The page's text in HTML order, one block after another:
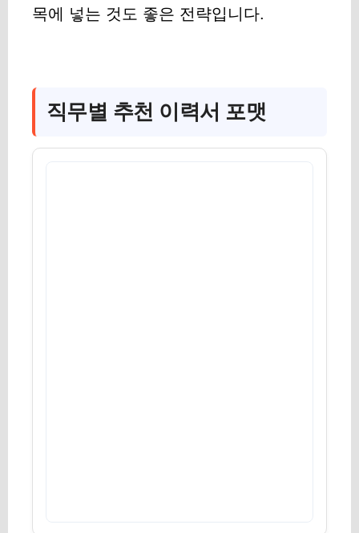
목에 넣는 것도 좋은 전략입니다.
직무별 추천 이력서 포맷